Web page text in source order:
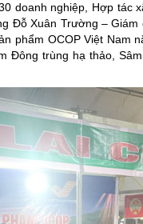
doanh nghiệp, Hợp tác
Đỗ Xuân Trường –
phẩm OCOP Việt Nam
Đông trùng hạ thảo,